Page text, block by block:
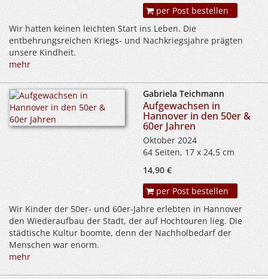
per Post bestellen
Wir hatten keinen leichten Start ins Leben. Die
entbehrungsreichen Kriegs- und Nachkriegsjahre prägten
unsere Kindheit.
mehr
Gabriela Teichmann
Aufgewachsen in
Hannover in den 50er &
60er Jahren
Oktober 2024
64 Seiten, 17 x 24,5 cm
14,90 €
per Post bestellen
Wir Kinder der 50er- und 60er-Jahre erlebten in Hannover
den Wiederaufbau der Stadt, der auf Hochtouren lieg. Die
städtische Kultur boomte, denn der Nachholbedarf der
Menschen war enorm.
mehr